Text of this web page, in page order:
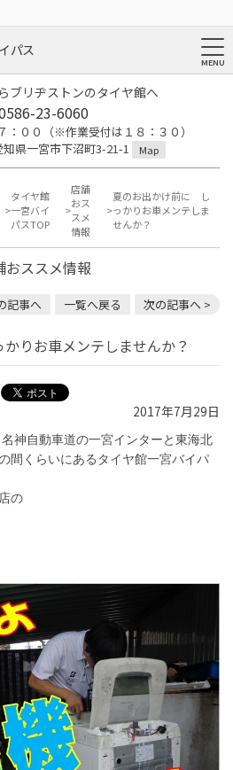
パス
ブリヂストンのタイヤ館へ
23-6060
：００（※作業受付は１８：３０）
県一宮市下沼町3-21-1
Map
タイヤ館
一宮バイ
パスTOP
店舗
おス
スメ
情報
夏のお出かけ前に し
っかりお車メンテしま
せんか？
おススメ情報
記事へ 一覧へ戻る 次の記事へ >
りお車メンテしませんか？
2017年7月29日
神自動車道の一宮インターと東海北
間くらいにあるタイヤ館一宮バイパ
の